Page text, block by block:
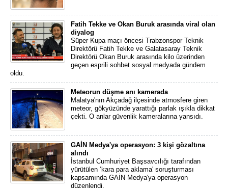
Fatih Tekke ve Okan Buruk arasında viral olan
diyalog
Süper Kupa maçı öncesi Trabzonspor Teknik
Direktörü Fatih Tekke ve Galatasaray Teknik
Direktörü Okan Buruk arasında kilo üzerinden
geçen esprili sohbet sosyal medyada gündem
oldu.
Meteorun düşme anı kamerada
Malatya'nın Akçadağ ilçesinde atmosfere giren
meteor, gökyüzünde yarattığı parlak ışıkla dikkat
çekti. O anlar güvenlik kameralarına yansıdı.
GAİN Medya'ya operasyon: 3 kişi gözaltına
alındı
İstanbul Cumhuriyet Başsavcılığı tarafından
yürütülen ‘kara para aklama' soruşturması
kapsamında GAİN Medya'ya operasyon
düzenlendi.